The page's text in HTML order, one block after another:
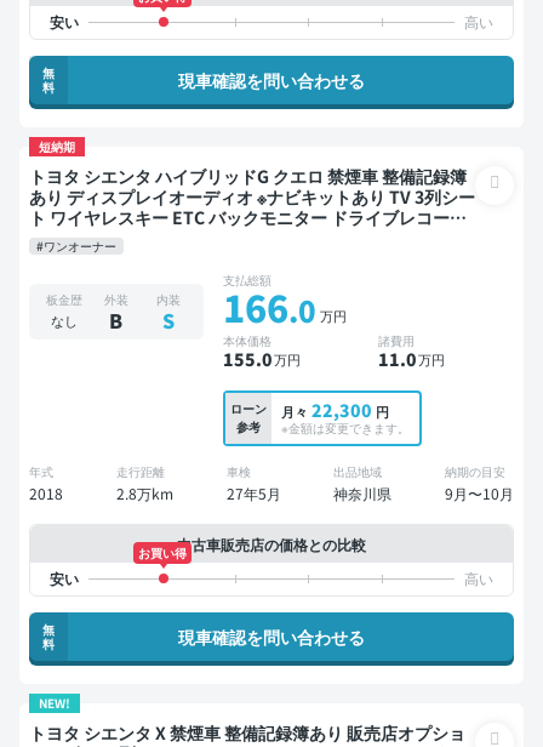
無
料
現車確認を問い合わせる
短納期
トヨタ シエンタ ハイブリッドG クエロ 禁煙車 整備記録簿
あり ディスプレイオーディオ ※ナビキットあり TV 3列シー
ト ワイヤレスキー ETC バックモニター ドライブレコーダ
ー 両側電動スライドドア 7人乗り
#ワンオーナー
板金歴
なし
外装
B
内装
S
支払総額
166.0 万円
本体価格
155.0万円
諸費用
11.0万円
ローン
参考
月々 22,300 円
※金額は変更できます。
年式
2018
走行距離
2.8万km
車検
27年5月
出品地域
神奈川県
納期の目安
9月〜10月
中古車販売店の価格との比較
お買い得
無
料
現車確認を問い合わせる
NEW!
トヨタ シエンタ X 禁煙車 整備記録簿あり 販売店オプショ